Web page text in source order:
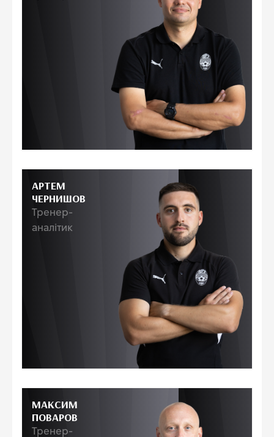
АРТЕМ
ЧЕРНИШОВ
Тренер-
аналітик
МАКСИМ
ПОВАРОВ
Тренер-